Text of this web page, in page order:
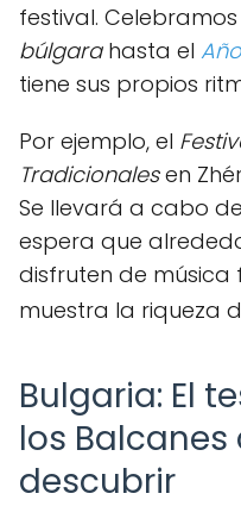
festival.
búlgarahasta el
tiene sus propios
Por ejemplo, el
Tradicionalesen
Se llevará a cabo
espera que
disfruten de
muestra la riqueza
Bulgaria: El
los
descubrir